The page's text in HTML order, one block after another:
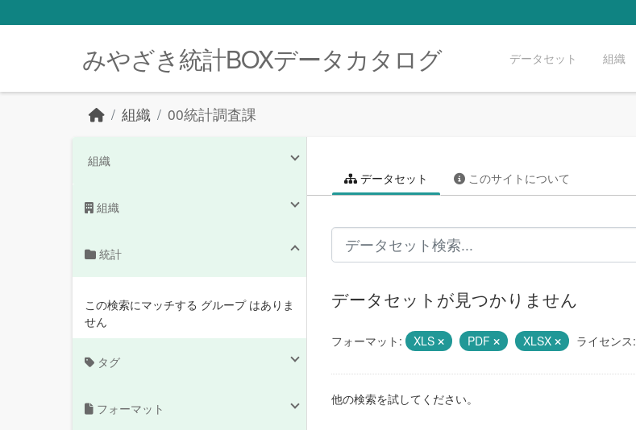
みやざき統計BOXデータカタログ データセット 組織
組織 00統計調査課
組織
組織
統計
この検索にマッチする グループ はありま
せん
タグ
フォーマット
データセット このサイトについて
データセットが見つかりません
フォーマット: XLS PDF XLSX ライセンス:
他の検索を試してください。